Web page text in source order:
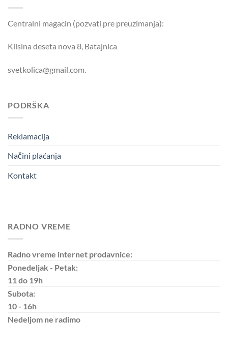
Centralni magacin (pozvati pre preuzimanja):
Klisina deseta nova 8, Batajnica
svetkolica@gmail.com.
PODRŠKA
Reklamacija
Načini plaćanja
Kontakt
RADNO VREME
Radno vreme internet prodavnice:
Ponedeljak - Petak:
11 do 19h
Subota:
10 - 16h
Nedeljom ne radimo